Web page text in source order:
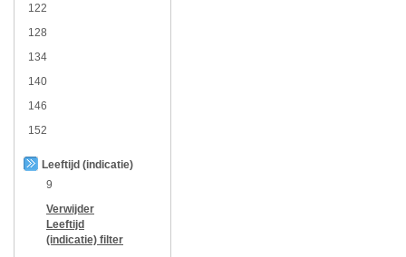
122
128
134
140
146
152
Leeftijd (indicatie)
9
Verwijder
Leeftijd
(indicatie) filter